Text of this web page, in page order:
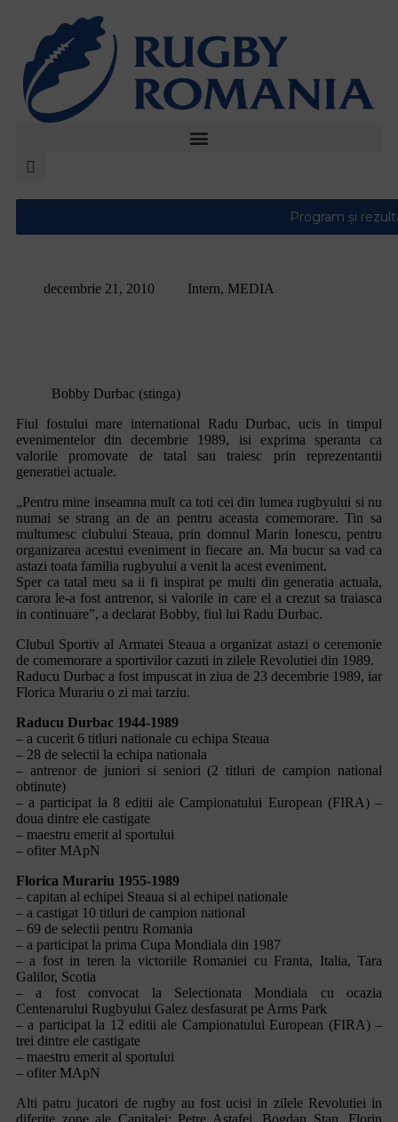
decembrie 21, 2010 Intern, MEDIA
Bobby Durbac (stinga)
Fiul fostului mare international Radu Durbac, ucis in timpul
evenimentelor din decembrie 1989, isi exprima speranta ca
valorile promovate de tatal sau traiesc prin reprezentantii
generatiei actuale.
„Pentru mine inseamna mult ca toti cei din lumea rugbyului si nu
numai se strang an de an pentru aceasta comemorare. Tin sa
multumesc clubului Steaua, prin domnul Marin Ionescu, pentru
organizarea acestui eveniment in fiecare an. Ma bucur sa vad ca
astazi toata familia rugbyului a venit la acest eveniment.
Sper ca tatal meu sa ii fi inspirat pe multi din generatia actuala,
carora le-a fost antrenor, si valorile in care el a crezut sa traiasca
in continuare”, a declarat Bobby, fiul lui Radu Durbac.
Clubul Sportiv al Armatei Steaua a organizat astazi o ceremonie
de comemorare a sportivilor cazuti in zilele Revolutiei din 1989.
Raducu Durbac a fost impuscat in ziua de 23 decembrie 1989, iar
Florica Murariu o zi mai tarziu.
Raducu Durbac 1944-1989
– a cucerit 6 titluri nationale cu echipa Steaua
– 28 de selectii la echipa nationala
– antrenor de juniori si seniori (2 titluri de campion national
obtinute)
– a participat la 8 editii ale Campionatului European (FIRA) –
doua dintre ele castigate
– maestru emerit al sportului
– ofiter MApN
Florica Murariu 1955-1989
– capitan al echipei Steaua si al echipei nationale
– a castigat 10 titluri de campion national
– 69 de selectii pentru Romania
– a participat la prima Cupa Mondiala din 1987
– a fost in teren la victoriile Romaniei cu Franta, Italia, Tara
Galilor, Scotia
– a fost convocat la Selectionata Mondiala cu ocazia
Centenarului Rugbyului Galez desfasurat pe Arms Park
– a participat la 12 editii ale Campionatului European (FIRA) –
trei dintre ele castigate
– maestru emerit al sportului
– ofiter MApN
Alti patru jucatori de rugby au fost ucisi in zilele Revolutiei in
diferite zone ale Capitalei: Petre Astafei, Bogdan Stan, Florin